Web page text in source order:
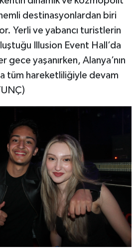
destinasyonlardan biri
Yerli ve yabancı turistlerin
Illusion Event Hall’da
gece yaşanırken, Alanya’nın
tüm hareketliliğiyle devam